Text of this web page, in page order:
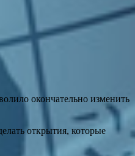
окончательно изменить
открытия, которые